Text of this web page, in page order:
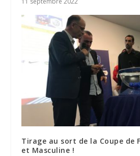
Tirage au sort de la Coupe de
et Masculine !